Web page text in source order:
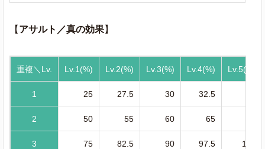
【 アサルト／真の効果】
重複＼Lv. Lv.1(%) Lv.2(%) Lv.3(%) Lv.4(%) Lv.5(%)
1 25 27.5 30 32.5
2 50 55 60 65
3 75 82.5 90 97.5 105